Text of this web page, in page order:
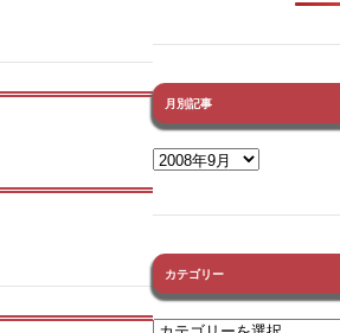
月別記事
カテゴリー